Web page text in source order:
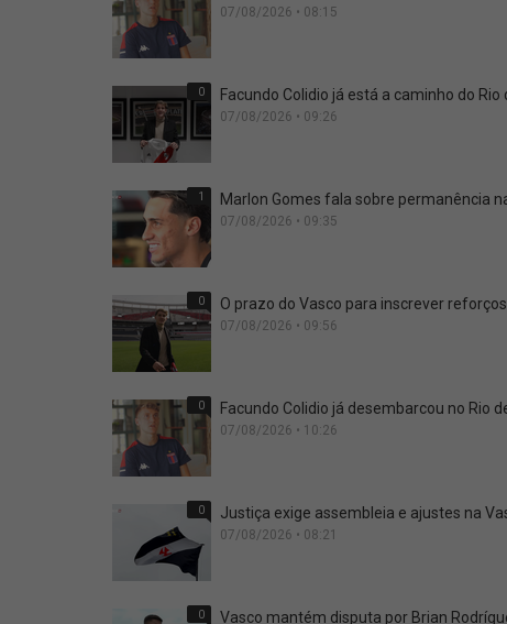
07/08/2026 • 08:15
0 Facundo Colidio já está a caminho do
07/08/2026 • 09:26
1 Marlon Gomes fala sobre permanência
07/08/2026 • 09:35
0 O prazo do Vasco para inscrever
07/08/2026 • 09:56
0 Facundo Colidio já desembarcou no Rio
07/08/2026 • 10:26
0 Justiça exige assembleia e ajustes na
07/08/2026 • 08:21
0 Vasco mantém disputa por Brian